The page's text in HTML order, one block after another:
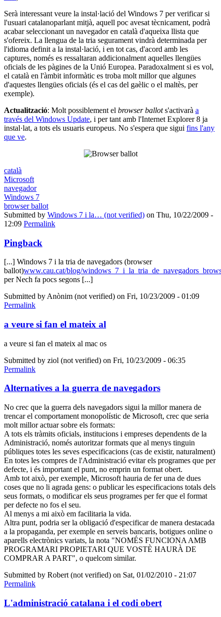
Serà interessant veure la instal·lació del Windows 7 per verificar si
l'usuari catalanoparlant mitjà, aquell poc avesat tècnicament, podrà
acabar seleccionant un navegador en català d'aqueixa llista que
s'ofereix. La llengua de la tria segurament vindrà determinada per
l'idioma definit a la instal·lació, i en tot cas, d'acord amb les
captures, només es ressaltaran addicionalment aquelles llengües
oficials de les pàgines de la Unió Europea. Paradoxalment si es vol,
el català en l'àmbit informàtic es troba molt millor que algunes
d'aquestes llengües oficials (és el cas del gaèlic o el maltès, per
exemple).
Actualització: Molt possiblement el browser ballots'activarà a
través del Windows Update, i per tant amb l'Internet Explorer 8 ja
instal·lat, a tots els usuaris europeus. No s'espera que sigui fins l'any
que ve.
català
Microsoft
navegador
Windows 7
browser ballot
Submitted by Windows 7 i la… (not verified) on Thu, 10/22/2009 -
12:09 Permalink
Pingback
[...] Windows 7 i la tria de navegadors (browser
ballot)www.cau.cat/blog/
per Nech fa pocs segons [...]
Submitted by Anònim (not verified) on Fri, 10/23/2009 - 01:09
Permalink
a veure si fan el mateix al
a veure si fan el mateix al mac os
Submitted by ziol (not verified) on Fri, 10/23/2009 - 06:35
Permalink
Alternatives a la guerra de navegadors
No crec que la guerra dels navegadors sigui la millor manera de
trencar el comportament monopolístic de Microsoft, crec que seria
molt millor actuar sobre els formats:
A tots els tràmits oficials, institucions i empreses dependents de la
Administració, només autoritzar formats que al menys tinguin
públiques totes les seves especificacions (cas de existir, naturalment)
En totes les compres de l'Administració evitar els programes que per
defecte, i és important el punt, no emprin un format obert.
Amb tot això, per exemple, Microsoft hauria de fer una de dues
coses que no li agrada gens: o publicar les especificacions totals dels
seus formats, o modificar els seus programes per fer que el format
per defecte no fos el seu.
Al menys a mi això em facilitaria la vida.
Altra punt, podria ser la obligació d'especificar de manera destacada
a la propaganda, per exemple en serveis bancaris, botigues online o
aparells electrònics variats, la nota "NOMÉS FUNCIONA AMB
PROGRAMARI PROPIETARI QUE VOSTÈ HAURÀ DE
COMPRAR A PART", o quelcom similar.
Submitted by Robert (not verified) on Sat, 01/02/2010 - 21:07
Permalink
L'administració catalana i el codi obert